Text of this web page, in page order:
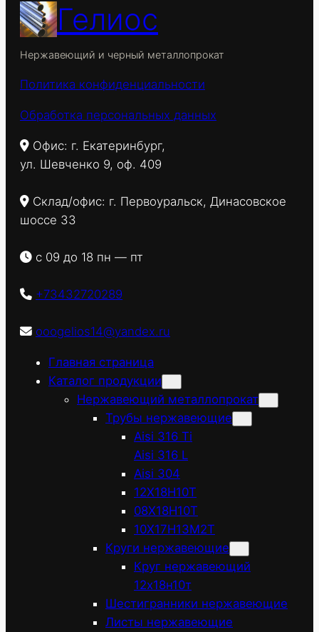
Гелиос
Нержавеющий и черный металлопрокат
Политика конфиденциальности
Обработка персональных данных
Офис: г. Екатеринбург,
ул. Шевченко 9, оф. 409
Склад/офис: г. Первоуральск, Динасовское
шоссе 33
с 09 до 18 пн — пт
+73432720289
ooogelios14@yandex.ru
Главная страница
Каталог продукции
Нержавеющий металлопрокат
Трубы нержавеющие
Aisi 316 Ti
Aisi 316 L
Aisi 304
12Х18Н10Т
08Х18Н10Т
10Х17Н13М2Т
Круги нержавеющие
Круг нержавеющий
12х18н10т
Шестигранники нержавеющие
Листы нержавеющие